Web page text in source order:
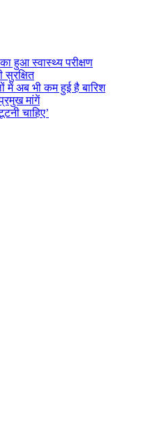
हुआ स्वास्थ्य परीक्षण
में अब भी कम हुई है बारिश
मांगें
चाहिए’